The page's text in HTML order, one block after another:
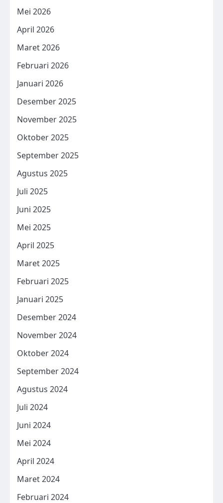
Mei 2026
April 2026
Maret 2026
Februari 2026
Januari 2026
Desember 2025
November 2025
Oktober 2025
September 2025
Agustus 2025
Juli 2025
Juni 2025
Mei 2025
April 2025
Maret 2025
Februari 2025
Januari 2025
Desember 2024
November 2024
Oktober 2024
September 2024
Agustus 2024
Juli 2024
Juni 2024
Mei 2024
April 2024
Maret 2024
Februari 2024